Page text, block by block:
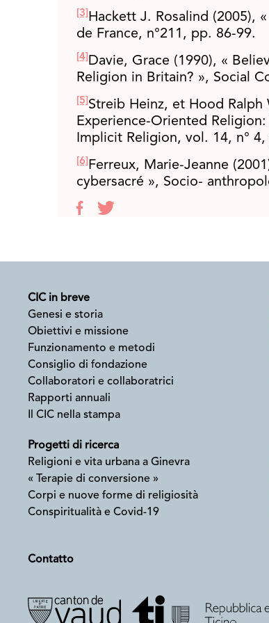
[3] Hackett J. Rosalind (2005),
de France, n°211, pp. 86-99.
[4] Davie, Grace (1990), «
Religion in Britain? », Social
[5] Streib Heinz, et Hood Ralph
Experience-Oriented
Implicit Religion, vol. 14, n°
[6] Ferreux, Marie-Jeanne
cybersacré », Socio-
CIC in breve
Genesi e storia
Obiettivi e missione
Funzionamento e metodi
Consiglio di fondazione
Collaboratori e collaboratrici
Rapporti annuali
Il CIC nella stampa
Progetti di ricerca
Religioni e vita urbana a Ginevra
« Terapie di conversione »
Corpi e nuove forme di religiosità
Conspiritualità e Covid-19
Contatto